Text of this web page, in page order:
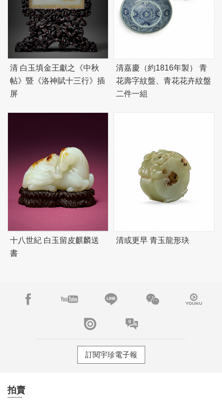
清 白玉填金王獻之《中秋
帖》暨《洛神賦十三行》插
屏
清嘉慶（約1816年製） 青
花壽字紋盤、青花花卉紋盤
二件一組
十八世紀 白玉留皮麒麟送
書
清或更早 青玉龍形玦
訂閱宇珍電子報
拍賣